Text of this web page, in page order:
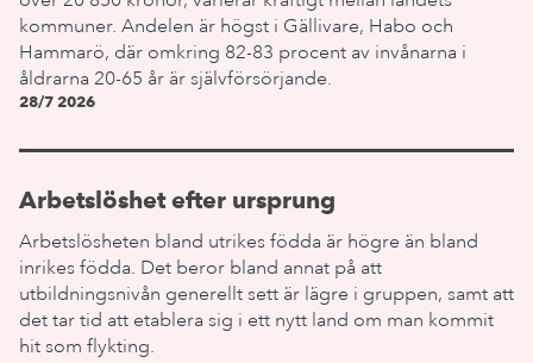
kommuner. Andelen är högst i Gällivare, Habo och
Hammarö, där omkring 82-83 procent av invånarna i
åldrarna 20-65 år är självförsörjande.
28/7 2026
Arbetslöshet efter ursprung
Arbetslösheten bland utrikes födda är högre än bland
inrikes födda. Det beror bland annat på att
utbildningsnivån generellt sett är lägre i gruppen, samt att
det tar tid att etablera sig i ett nytt land om man kommit
hit som flykting.